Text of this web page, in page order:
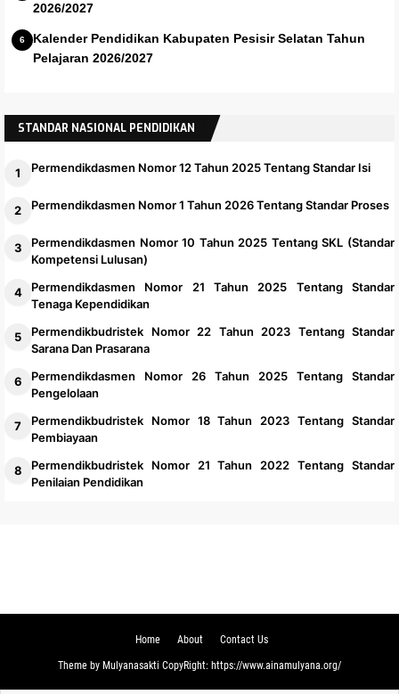
2026/2027
Kalender Pendidikan Kabupaten Pesisir Selatan Tahun
Pelajaran 2026/2027
STANDAR NASIONAL PENDIDIKAN
Permendikdasmen Nomor 12 Tahun 2025 Tentang Standar Isi
Permendikdasmen Nomor 1 Tahun 2026 Tentang Standar Proses
Permendikdasmen Nomor 10 Tahun 2025 Tentang SKL (Standar
Kompetensi Lulusan)
Permendikdasmen Nomor 21 Tahun 2025 Tentang Standar
Tenaga Kependidikan
Permendikbudristek Nomor 22 Tahun 2023 Tentang Standar
Sarana Dan Prasarana
Permendikdasmen Nomor 26 Tahun 2025 Tentang Standar
Pengelolaan
Permendikbudristek Nomor 18 Tahun 2023 Tentang Standar
Pembiayaan
Permendikbudristek Nomor 21 Tahun 2022 Tentang Standar
Penilaian Pendidikan
Home About Contact Us
Theme by Mulyanasakti CopyRight: https://www.ainamulyana.org/